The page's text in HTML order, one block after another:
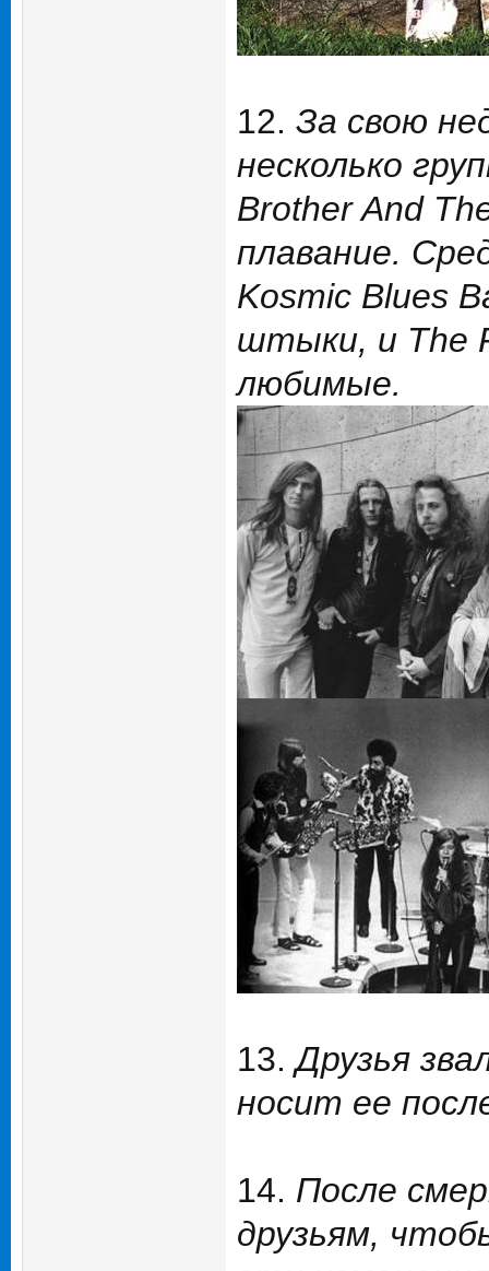
12. За свою
несколько
Brother And
плавание.
Kosmic Blues
штыки, и The
любимые.
13.Друзья
носит ее
14. После
друзьям,